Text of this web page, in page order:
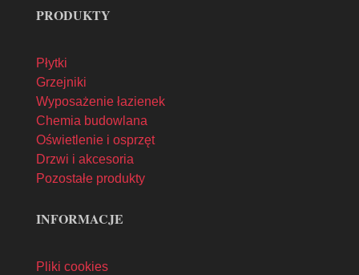
PRODUKTY
Płytki
Grzejniki
Wyposażenie łazienek
Chemia budowlana
Oświetlenie i osprzęt
Drzwi i akcesoria
Pozostałe produkty
INFORMACJE
Pliki cookies